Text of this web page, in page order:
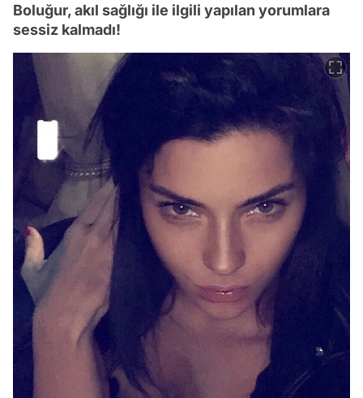
Boluğur, akıl sağlığı ile ilgili yapılan yorumlara
sessiz kalmadı!